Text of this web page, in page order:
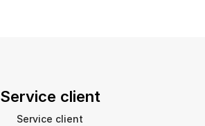
Service client
Service client